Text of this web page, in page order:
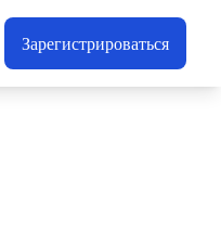
Зарегистрироваться